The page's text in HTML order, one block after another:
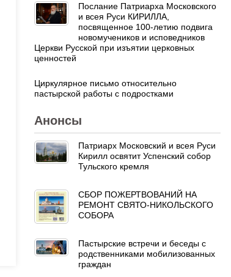
Послание Патриарха Московского
и всея Руси КИРИЛЛА,
посвященное 100-летию подвига
новомучеников и исповедников
Церкви Русской при изъятии церковных
ценностей
Циркулярное письмо относительно
пастырской работы с подростками
Анонсы
Патриарх Московский и всея Руси
Кирилл освятит Успенский собор
Тульского кремля
СБОР ПОЖЕРТВОВАНИЙ НА
РЕМОНТ СВЯТО-НИКОЛЬСКОГО
СОБОРА
Пастырские встречи и беседы с
родственниками мобилизованных
граждан